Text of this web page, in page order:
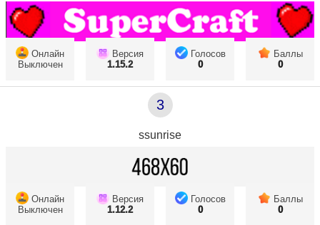
Онлайн
Выключен
Версия
1.15.2
Голосов
0
Баллы
0
3
ssunrise
Онлайн
Выключен
Версия
1.12.2
Голосов
0
Баллы
0